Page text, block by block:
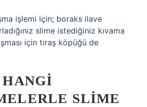
işlemi için; boraks ilave
slime istediğiniz kıvama
için tıraş köpüğü de
SLIME